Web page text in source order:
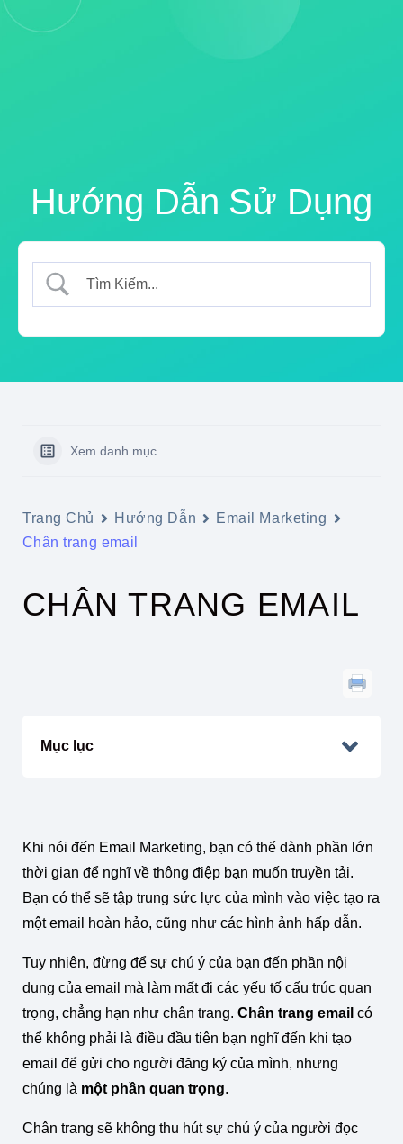
Hướng Dẫn Sử Dụng
Xem danh mục
Trang Chủ Hướng Dẫn
Email Marketing
Chân trang email
CHÂN TRANG EMAIL
Mục lục
Khi nói đến Email Marketing, bạn có thể dành phần lớn
thời gian để nghĩ về thông điệp bạn muốn truyền tải.
Bạn có thể sẽ tập trung sức lực của mình vào việc tạo ra
một email hoàn hảo, cũng như các hình ảnh hấp dẫn.
Tuy nhiên, đừng để sự chú ý của bạn đến phần nội
dung của email mà làm mất đi các yếu tố cấu trúc quan
trọng, chẳng hạn như chân trang. Chân trang email có
thể không phải là điều đầu tiên bạn nghĩ đến khi tạo
email để gửi cho người đăng ký của mình, nhưng
chúng là một phần quan trọng.
Chân trang sẽ không thu hút sự chú ý của người đọc